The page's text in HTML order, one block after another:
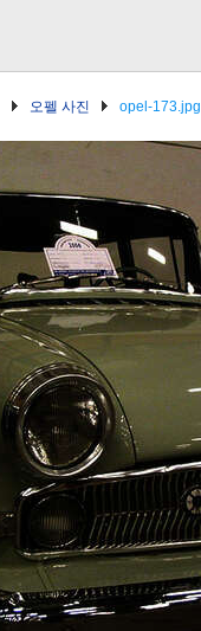
오펠 사진 opel-173.jpg